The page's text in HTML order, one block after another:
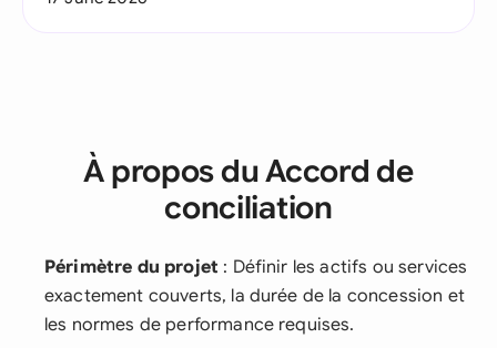
À propos du Accord de
conciliation
Périmètre du projet : Définir les actifs ou services
exactement couverts, la durée de la concession et
les normes de performance requises.